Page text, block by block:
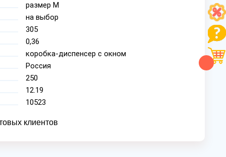
размер М
на выбор
305
0,36
коробка-диспенсер с окном
Россия
250
12.19
10523
клиентов